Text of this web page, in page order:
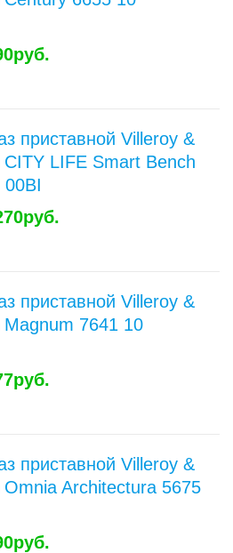
приставной Villeroy &
CITY LIFE Smart Bench
00BI
приставной Villeroy &
Magnum 7641 10
приставной Villeroy &
Omnia Architectura 5675